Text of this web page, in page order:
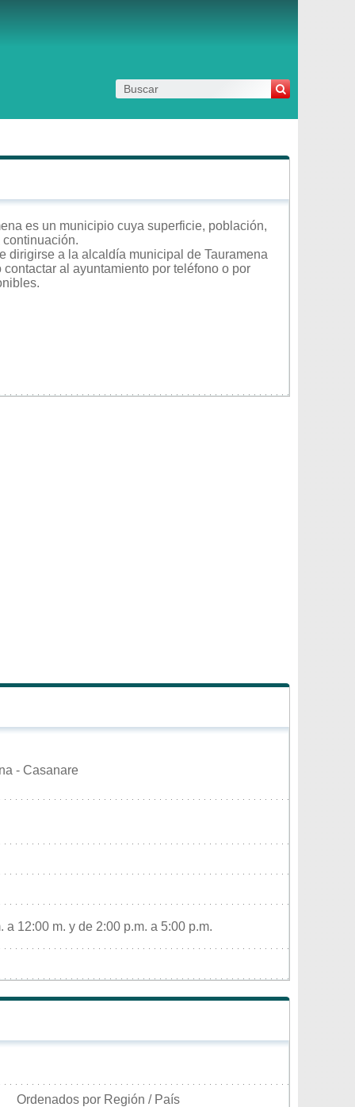
es un municipio cuya superficie, población,
dirigirse a la alcaldía municipal de Tauramena
al ayuntamiento por teléfono o por
- Casanare
a 12:00 m. y de 2:00 p.m. a 5:00 p.m.
Ordenados por Región / País